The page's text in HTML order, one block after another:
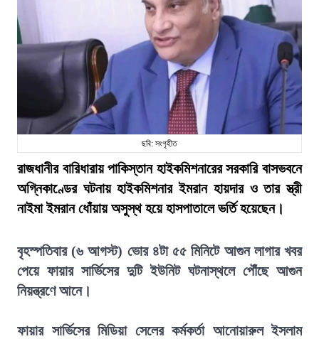
ছবি: সংগৃহীত
রাজধানীর বারিধারায় পাকিস্তান হাইকমিশনারের সরকারি বাসভবনে
অগ্নিকাণ্ডের ঘটনায় হাইকমিশনার ইমরান হায়দার ও তার স্ত্রী
নাইমা ইমরান ধোঁয়ায় অসুস্থ হয়ে হাসপাতালে ভর্তি হয়েছেন।
বৃহস্পতিবার (৬ আগস্ট) ভোর ৪টা ৫৫ মিনিটে আগুন লাগার খবর
পেয়ে ফায়ার সার্ভিসের দুটি ইউনিট ঘটনাস্থলে পৌঁছে আগুন
নিয়ন্ত্রণে আনে।
ফায়ার সার্ভিসের মিডিয়া সেলের কর্মকর্তা আনোয়ারুল ইসলাম